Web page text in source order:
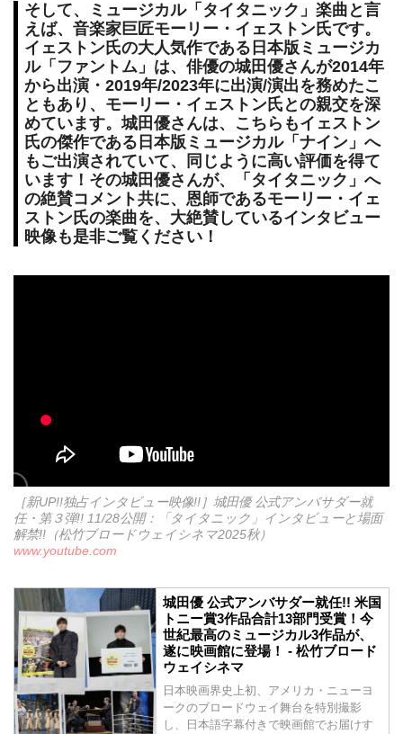
そして、ミュージカル「タイタニック」楽曲と言
えば、音楽家巨匠モーリー・イェストン氏です。
イェストン氏の大人気作である日本版ミュージカ
ル「ファントム」は、俳優の城田優さんが2014年
から出演・2019年/2023年に出演/演出を務めたこ
ともあり、モーリー・イェストン氏との親交を深
めています。城田優さんは、こちらもイェストン
氏の傑作である日本版ミュージカル「ナイン」へ
もご出演されていて、同じように高い評価を得て
います！その城田優さんが、「タイタニック」へ
の絶賛コメント共に、恩師であるモーリー・イェ
ストン氏の楽曲を、大絶賛しているインタビュー
映像も是非ご覧ください！
［新UP!!独占インタビュー映像!!］城田優 公式アンバサダー就
任・第３弾!! 11/28公開：「タイタニック」インタビューと場面
解禁!!（松竹ブロードウェイシネマ2025秋）
www.youtube.com
城田優 公式アンバサダー就任!! 米国
トニー賞3作品合計13部門受賞！今
世紀最高のミュージカル3作品が、
遂に映画館に登場！ - 松竹ブロード
ウェイシネマ
日本映画界史上初、アメリカ・ニューヨ
ークのブロードウェイ舞台を特別撮影
し、日本語字幕付きで映画館でお届けす